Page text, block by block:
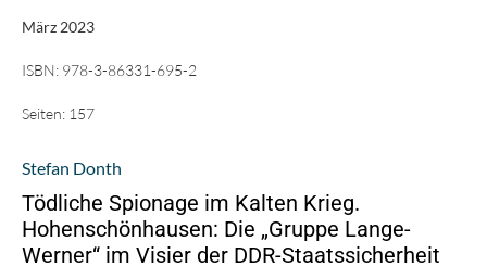
März 2023
ISBN: 978-3-86331-695-2
Seiten: 157
Stefan Donth
Tödliche Spionage im Kalten Krieg.
Hohenschönhausen: Die „Gruppe Lange-
Werner“ im Visier der DDR-Staatssicherheit